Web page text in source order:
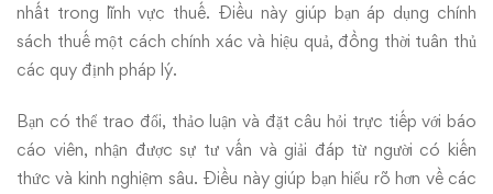
nhất trong lĩnh vực thuế. Điều này giúp bạn áp dụng chính
sách thuế một cách chính xác và hiệu quả, đồng thời tuân thủ
các quy định pháp lý.
Bạn có thể trao đổi, thảo luận và đặt câu hỏi trực tiếp với báo
cáo viên, nhận được sự tư vấn và giải đáp từ người có kiến
thức và kinh nghiệm sâu. Điều này giúp bạn hiểu rõ hơn về các